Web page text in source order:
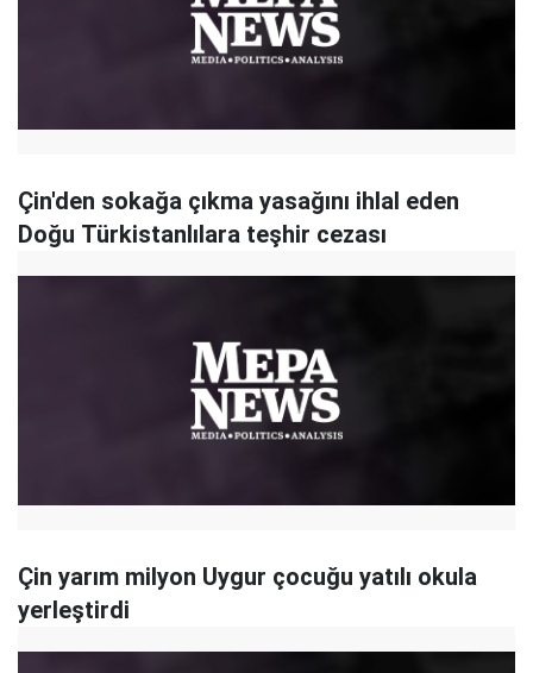
Çin'den sokağa çıkma yasağını ihlal eden
Doğu Türkistanlılara teşhir cezası
Çin yarım milyon Uygur çocuğu yatılı okula
yerleştirdi